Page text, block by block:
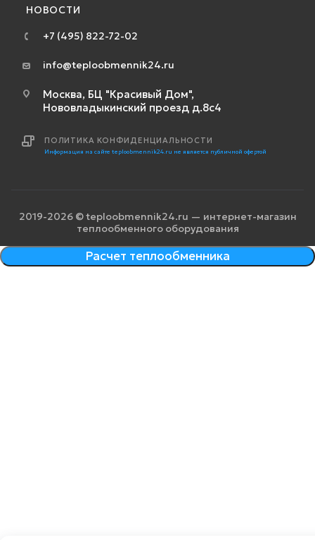
НОВОСТИ
+7 (495) 822-72-02
info@teploobmennik24.ru
Москва, БЦ "Красивый Дом",
Нововладыкинский проезд д.8с4
ПОЛИТИКА КОНФИДЕНЦИАЛЬНОСТИ
Информация на сайте teploobmennik24.ru не является публичной офертой
2019-2026 © teploobmennik24.ru — интернет-магазин
теплообменного оборудования
Расчет теплообменника